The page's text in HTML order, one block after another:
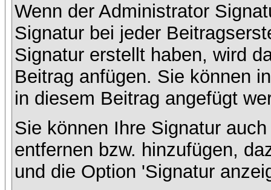
Wenn der Administrator
Signatur bei jeder
Signatur erstellt haben, wird
Beitrag anfügen. Sie können
in diesem Beitrag angefügt
Sie können Ihre Signatur
entfernen bzw. hinzufügen,
und die Option 'Signatur